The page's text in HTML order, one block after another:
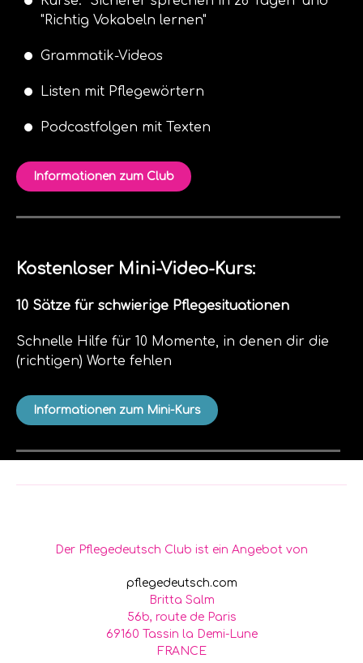
"Richtig Vokabeln lernen"
Grammatik-Videos
Listen mit Pflegewörtern
Podcastfolgen mit Texten
Informationen zum Club
Kostenloser Mini-Video-Kurs:
10 Sätze für schwierige Pflegesituationen
Schnelle Hilfe für 10 Momente, in denen dir die
(richtigen) Worte fehlen
Informationen zum Mini-Kurs
Der Pflegedeutsch Club ist ein Angebot von
pflegedeutsch.com
Britta Salm
56b, route de Paris
69160 Tassin la Demi-Lune
FRANCE